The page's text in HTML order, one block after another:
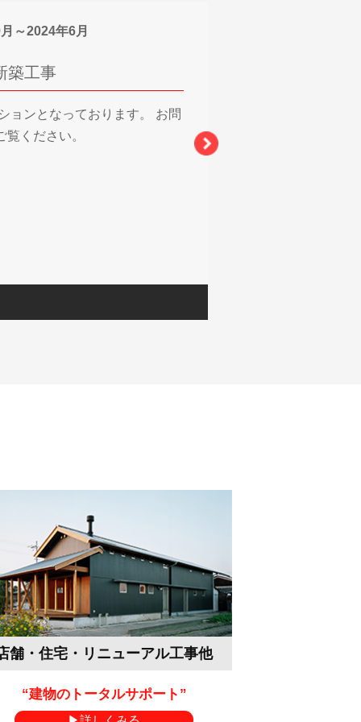
～2024年6月
築工事
ョンとなっております。 お問
ください。
舗・住宅・リニューアル工事他
“建物のトータルサポート”